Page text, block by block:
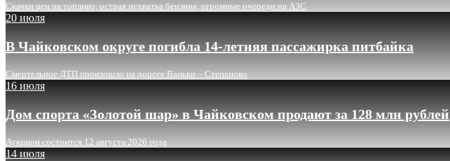
Скачки цен на топливо, острая нехватка бензина, огромные очереди на АЗС
20 июля
В Чайковском округе погибла 14-летняя пассажирка питбайка
Смертельное ДТП произошло на дороге Ваньки – Степаново
16 июля
Дом спорта «Золотой шар» в Чайковском продают за 128 млн рублей
Аукцион состоится 12 августа 2026 года
14 июля